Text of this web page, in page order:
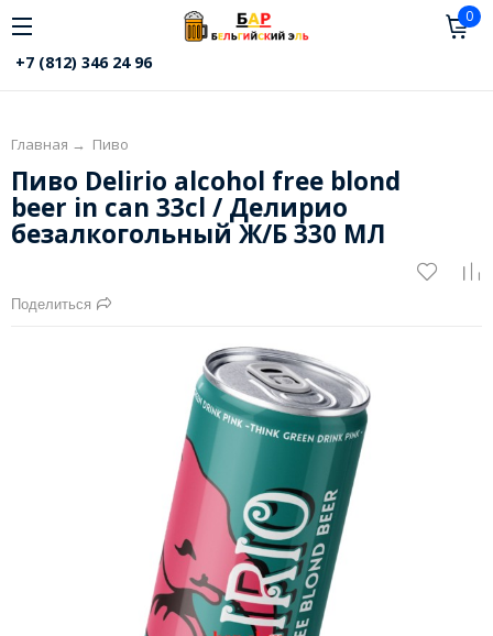
0
+7 (812) 346 24 96
Главная → Пиво
Пиво Delirio alcohol free blond
beer in can 33cl / Делирио
безалкогольный Ж/Б 330 МЛ
Поделиться